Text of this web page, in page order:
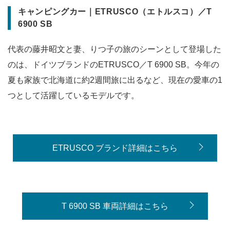
キャンピングカー｜ETRUSCO（エトルスコ）／T
6900 SB
代表の藤井昭文と妻、りつ子の旅のシーンとして登場した
のは、ドイツブランドのETRUSCO／T 6900 SB。今年の
夏も家族で北海道に約2週間旅に出るなど、現在の愛車の1
つとして活躍しているモデルです。
ETRUSCO ブランド詳細はこちら
T 6900 SB 車両詳細はこちら